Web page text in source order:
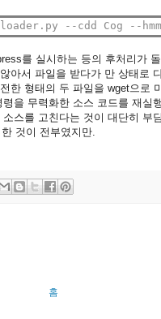
--cdd Cog --hmm
를 실시하는 등의 후처리가
아서 파일을 받다가 만 상태로
한 형태의 두 파일을 wget으로
을 무력화한 소스 코드를 재실
스를 고친다는 것이 대단히 부
것이 전부였지만.
홈